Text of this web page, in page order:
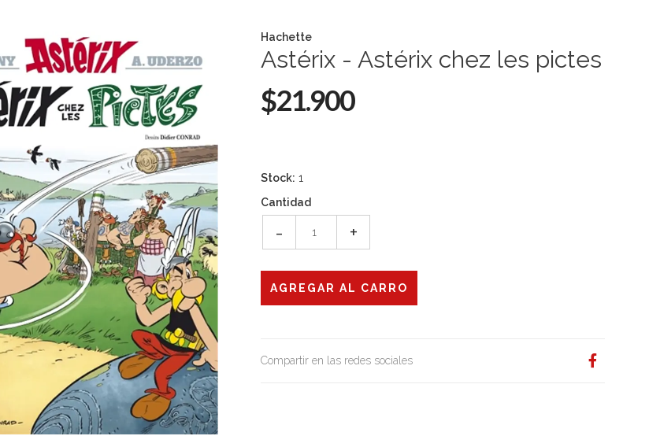
Hachette
Astérix - Astérix chez les pictes
$21.900
Stock: 1
Cantidad
- +
Compartir en las redes sociales